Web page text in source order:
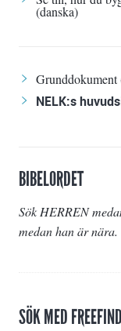
(danska)
Grunddokument
NELK:s
BIBELORDET
Sök HERREN
medan han är nära.
SÖK MED FREEFIND